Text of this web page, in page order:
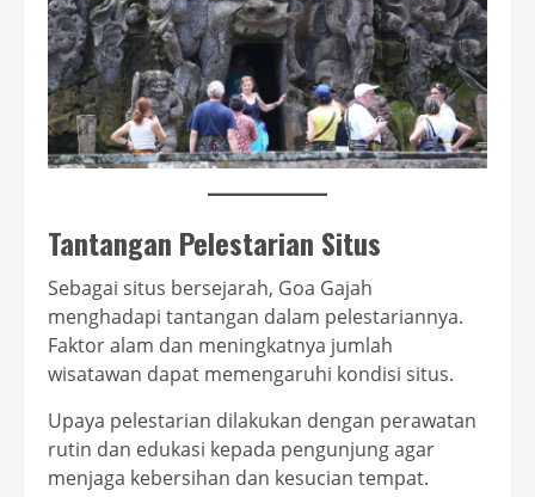
Tantangan Pelestarian Situs
Sebagai situs bersejarah, Goa Gajah
menghadapi tantangan dalam pelestariannya.
Faktor alam dan meningkatnya jumlah
wisatawan dapat memengaruhi kondisi situs.
Upaya pelestarian dilakukan dengan perawatan
rutin dan edukasi kepada pengunjung agar
menjaga kebersihan dan kesucian tempat.